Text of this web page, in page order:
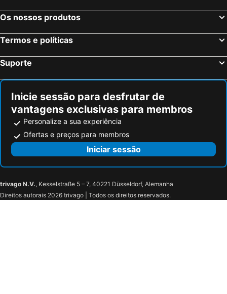
Os nossos produtos
Termos e políticas
Suporte
Inicie sessão para desfrutar de
vantagens exclusivas para membros
Personalize a sua experiência
Ofertas e preços para membros
Iniciar sessão
trivago N.V., Kesselstraße 5 – 7, 40221 Düsseldorf, Alemanha
Direitos autorais 2026 trivago | Todos os direitos reservados.